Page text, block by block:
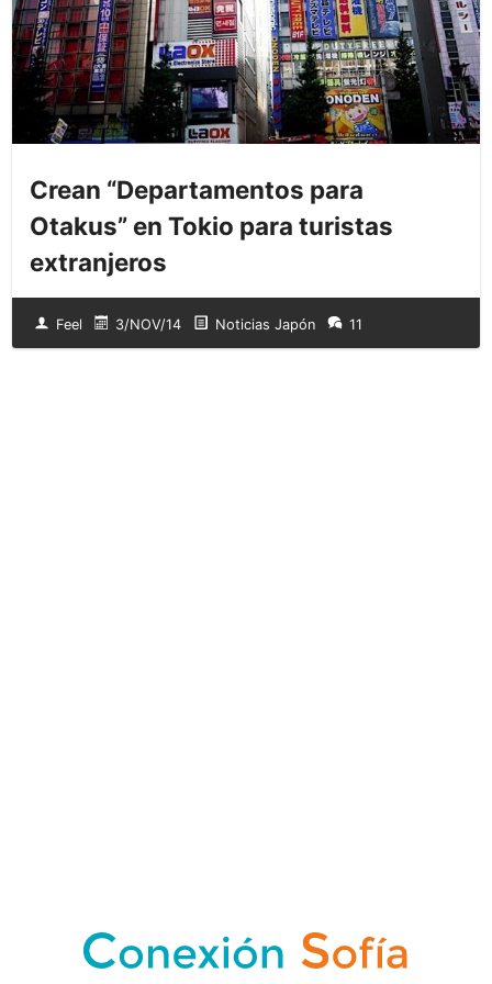
Crean “Departamentos para
Otakus” en Tokio para turistas
extranjeros
Feel 3/NOV/14 Noticias Japón 11